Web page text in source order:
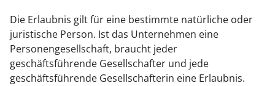
Die Erlaubnis gilt für eine bestimmte natürliche oder
juristische Person. Ist das Unternehmen eine
Personengesellschaft, braucht jeder
geschäftsführende Gesellschafter und jede
geschäftsführende Gesellschafterin eine Erlaubnis.